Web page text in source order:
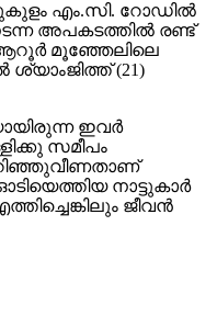
എം.സി. റോഡില്‍
അപകടത്തില്‍ രണ്ട്
ആറൂര്‍ മൂഞ്ഞേലിലെ
(21)
ഇവര്‍
സമീപം
നാട്ടുകാര്‍
ജീവന്‍